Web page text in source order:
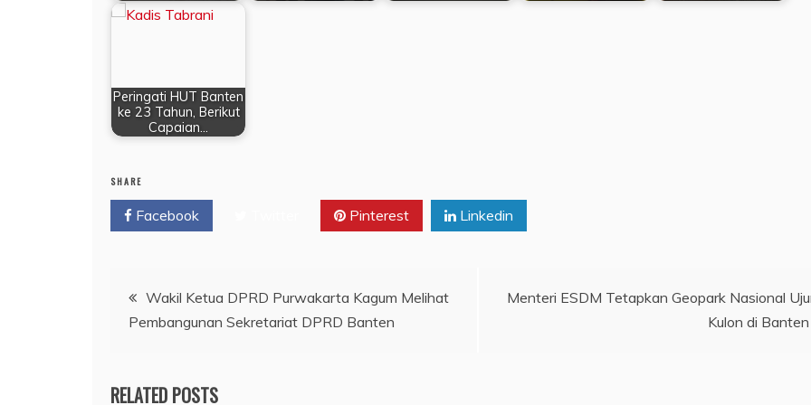
Peringati HUT Banten
ke 23 Tahun, Berikut
Capaian…
SHARE
Facebook Pinterest Linkedin
Navigasi
pos
Wakil Ketua DPRD Purwakarta Kagum Melihat
Pembangunan Sekretariat DPRD Banten
Menteri ESDM Tetapkan Geopark Nasional
Kulon di Banten
RELATED POSTS